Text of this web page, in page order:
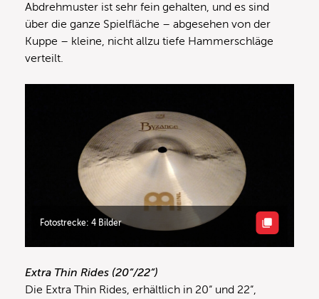
Abdrehmuster ist sehr fein gehalten, und es sind
über die ganze Spielfläche – abgesehen von der
Kuppe – kleine, nicht allzu tiefe Hammerschläge
verteilt.
Fotostrecke: 4 Bilder
Extra Thin Rides (20“/22“)
Die Extra Thin Rides, erhältlich in 20“ und 22“,